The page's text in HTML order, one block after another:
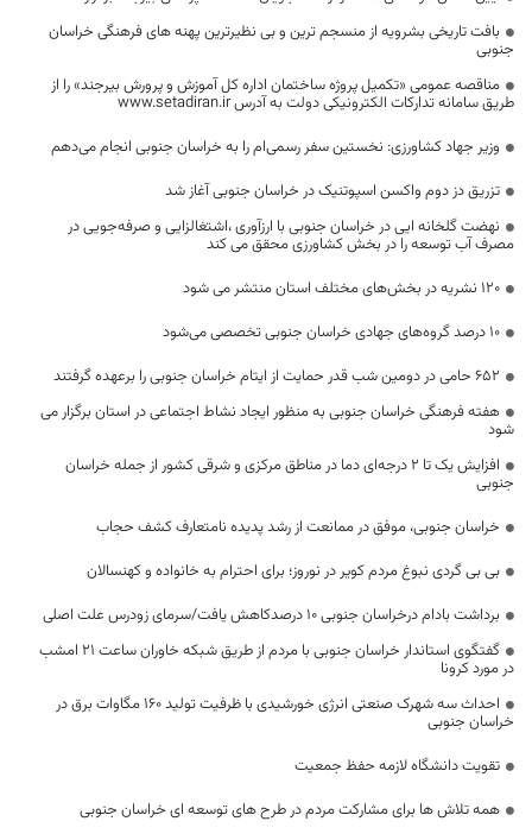
بافت تاریخی بشرویه از منسجم ترین و بی نظیرترین پهنه های فرهنگی خراسان
جنوبی
مناقصه عمومی «تکمیل پروژه ساختمان اداره کل آموزش و پرورش بیرجند» را از
طریق سامانه تدارکات الکترونیکی دولت به آدرس www.setadiran.ir
وزیر جهاد کشاورزی: نخستین سفر رسمی‌ام را به خراسان جنوبی انجام می‌دهم
تزریق دز دوم واکسن اسپوتنیک در خراسان جنوبی آغاز شد
نهضت گلخانه ایی در خراسان جنوبی با ارزآوری ،اشتغالزایی و صرفه‌جویی در
مصرف آب توسعه را در بخش کشاورزی محقق می کند
120 نشریه در بخش‌های مختلف استان منتشر می شود
۱۰ درصد گروه‌های جهادی خراسان جنوبی تخصصی می‌شود
۶۵۲ حامی در دومین شب قدر حمایت از ایتام خراسان جنوبی را برعهده گرفتند
هفته فرهنگی خراسان جنوبی به منظور ایجاد نشاط اجتماعی در استان برگزار می
شود
افزایش یک تا ۲ درجه‌ای دما در مناطق مرکزی و شرقی کشور از جمله خراسان
جنوبی
خراسان جنوبی، موفق در ممانعت از رشد پدیده نامتعارف کشف حجاب
بی بی گردی نبوغ مردم کویر در نوروز؛ برای احترام به خانواده و کهنسالان
برداشت بادام درخراسان جنوبی ۱۰ درصدکاهش یافت/سرمای زودرس علت اصلی
گفتگوی استاندار خراسان جنوبی با مردم از طریق شبکه خاوران ساعت 21 امشب
در مورد کرونا
احداث سه شهرک صنعتی انرژی خورشیدی با ظرفیت تولید ۱۶۰ مگاوات برق در
خراسان جنوبی
تقویت دانشگاه لازمه حفظ جمعیت
همه تلاش ها برای مشارکت مردم در طرح های توسعه ای خراسان جنوبی